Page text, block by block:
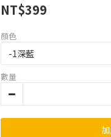
NT$399
顏色
數量